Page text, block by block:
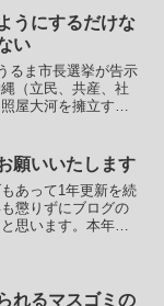
うにするだけな
い
るま市長選挙が告示
（立民、共産、社
屋大河を擁立する
推薦を決定、当然
照...
願いいたします
あって1年更新を続
懲りずにブログの
思います。本年も
民...
れるマスゴミの